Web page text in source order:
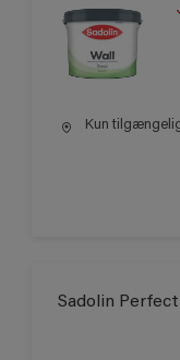
Kun
Sadolin Perfect